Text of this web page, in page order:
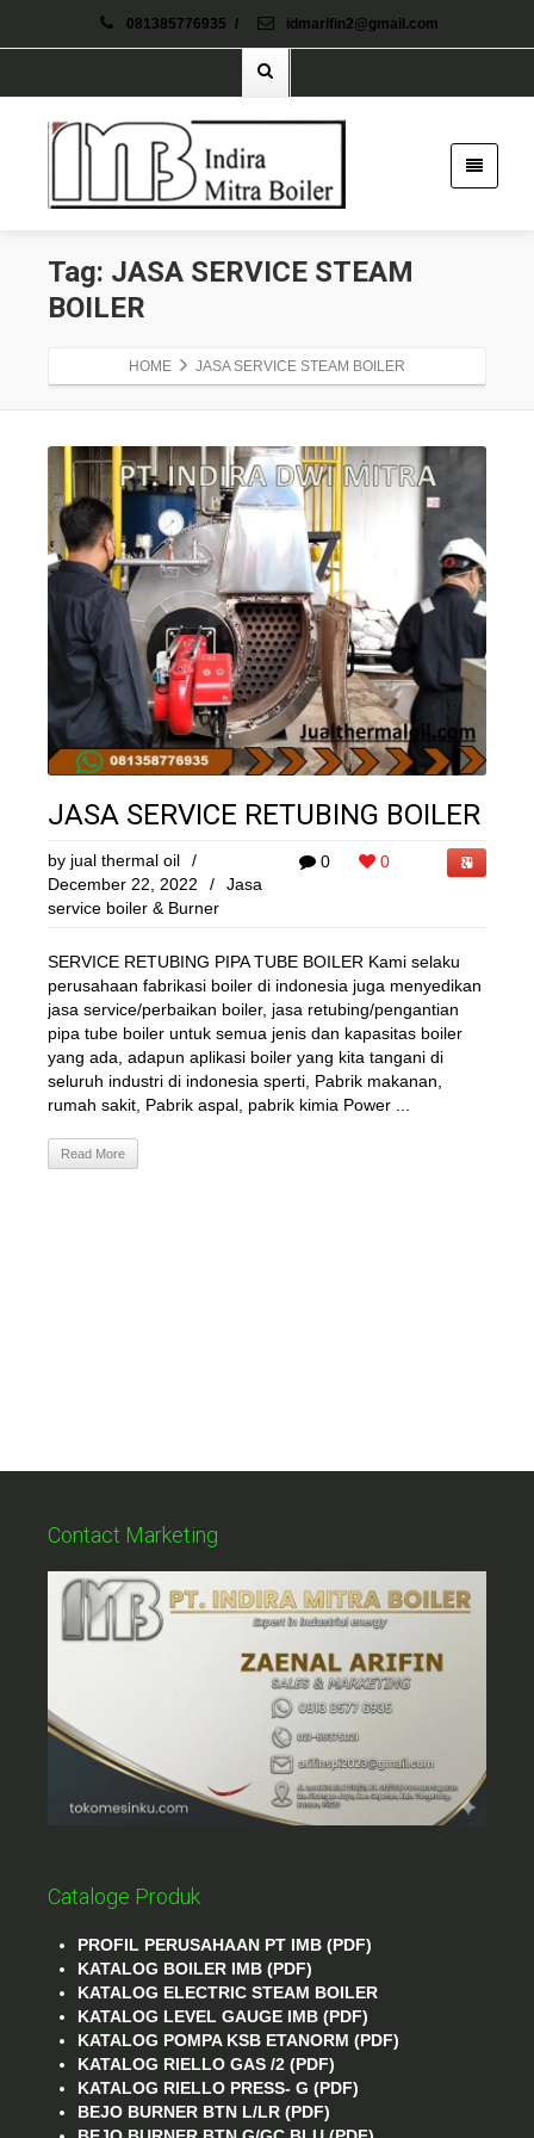
081385776935 / idmarifin2@gmail.com
Tag: JASA SERVICE STEAM
BOILER
HOME JASA SERVICE STEAM BOILER
JASA SERVICE RETUBING BOILER
0 0
by jual thermal oil
/
December 22, 2022
/
Jasa
service boiler & Burner
SERVICE RETUBING PIPA TUBE BOILER Kami selaku
perusahaan fabrikasi boiler di indonesia juga menyedikan
jasa service/perbaikan boiler, jasa retubing/pengantian
pipa tube boiler untuk semua jenis dan kapasitas boiler
yang ada, adapun aplikasi boiler yang kita tangani di
seluruh industri di indonesia sperti, Pabrik makanan,
rumah sakit, Pabrik aspal, pabrik kimia Power ...
Read More
Contact Marketing
Cataloge Produk
PROFIL PERUSAHAAN PT IMB (PDF)
KATALOG BOILER IMB (PDF)
KATALOG ELECTRIC STEAM BOILER
KATALOG LEVEL GAUGE IMB (PDF)
KATALOG POMPA KSB ETANORM (PDF)
KATALOG RIELLO GAS /2 (PDF)
KATALOG RIELLO PRESS- G (PDF)
BEJO BURNER BTN L/LR (PDF)